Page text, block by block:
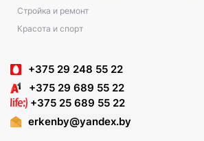
Стройка и ремонт
Красота и спорт
+375 29 248 55 22
+375 29 689 55 22
+375 25 689 55 22
erkenby@yandex.by